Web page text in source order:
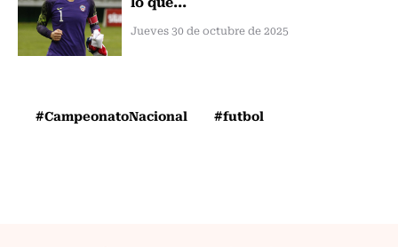
Jueves 30 de octubre de 2025
#CampeonatoNacional #futbol